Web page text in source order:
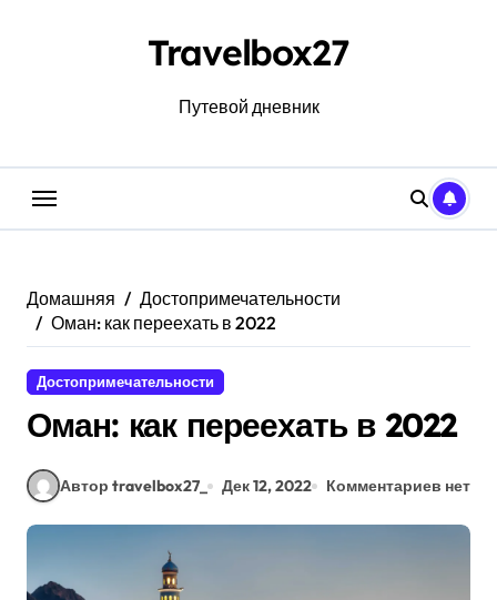
Travelbox27
Путевой дневник
Домашняя
Достопримечательности
Оман: как переехать в 2022
Достопримечательности
Оман: как переехать в 2022
Автор travelbox27_ Дек 12, 2022 Комментариев нет